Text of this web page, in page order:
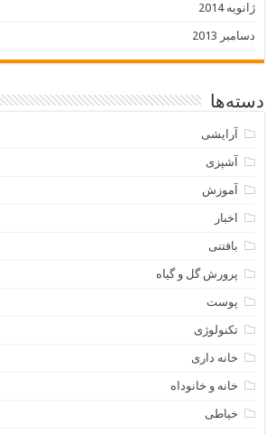
ژانویه 2014
دسامبر 2013
دسته‌ها
آرایشی
آشپزی
آموزش
اخبار
بافتنی
پرورش گل و گیاه
پوست
تکنولوژی
خانه داری
خانه و خانوداه
خیاطی